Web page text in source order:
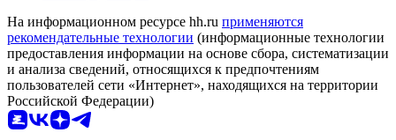
На информационном ресурсе hh.ru применяются
рекомендательные технологии (информационные технологии
предоставления информации на основе сбора, систематизации
и анализа сведений, относящихся к предпочтениям
пользователей сети «Интернет», находящихся на территории
Российской Федерации)